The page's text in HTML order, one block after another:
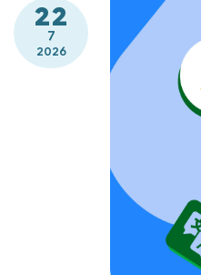
22
7
2026